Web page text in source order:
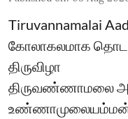
Tiruvannamalai
கோலாகலமாக
திருவிழா
திருவண்ணாமலை
உண்ணாமுலையம்மன்